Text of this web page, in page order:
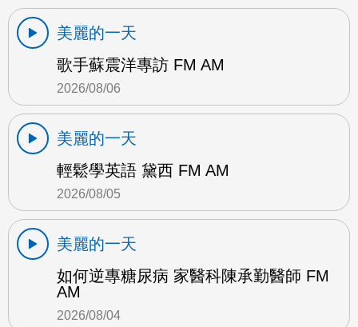
美麗的一天
歌手蘇震洋專訪 FM AM
2026/08/06
美麗的一天
輕鬆學英語 黛西 FM AM
2026/08/05
美麗的一天
如何逆專糖尿病 家醫科陳承勤醫師 FM
AM
2026/08/04